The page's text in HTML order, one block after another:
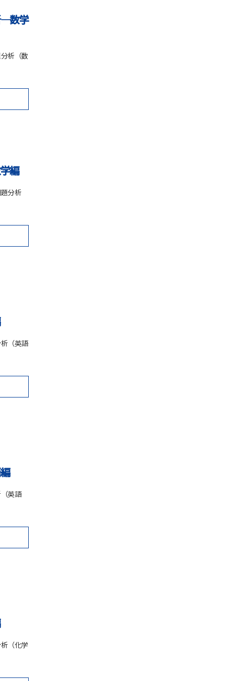
―数学
析（数
編
分析
（英語
英語
（化学